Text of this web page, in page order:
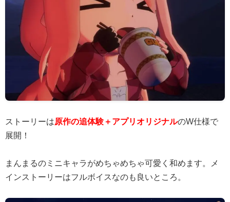
ストーリーは原作の追体験＋アプリオリジナルのW仕様で
展開！
まんまるのミニキャラがめちゃめちゃ可愛く和めます。メ
インストーリーはフルボイスなのも良いところ。